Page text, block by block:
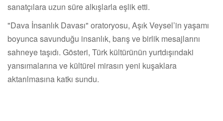
sanatçılara uzun süre alkışlarla eşlik etti.
"Dava İnsanlık Davası" oratoryosu, Aşık Veysel’in yaşamı
boyunca savunduğu insanlık, barış ve birlik mesajlarını
sahneye taşıdı. Gösteri, Türk kültürünün yurtdışındaki
yansımalarına ve kültürel mirasın yeni kuşaklara
aktarılmasına katkı sundu.